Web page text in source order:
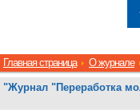
Главная страница О журнале
"Журнал "Переработка